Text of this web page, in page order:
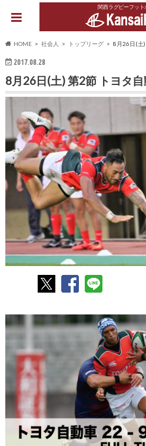
関西ラグビーフット
HOME 社会人 トップリーグ 8月26日(
2017.08.28
8月26日(土) 第2節 トヨ